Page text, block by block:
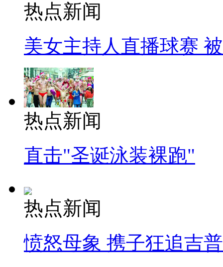
热点新闻
美女主持人直播球赛
热点新闻
直击"圣诞泳装裸跑"
热点新闻
愤怒母象 携子狂追吉